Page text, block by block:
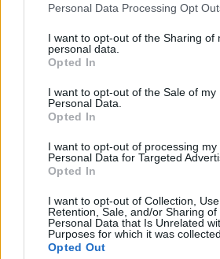
Personal Data Processing Opt
I want to opt-out of the Sharing of
personal data.
Opted In
I want to opt-out of the Sale of my
Personal Data.
Opted In
I want to opt-out of processing my
Personal Data for Targeted
Opted In
I want to opt-out of Collection, Use,
Retention, Sale, and/or Sharing of
Personal Data that Is Unrelated
Purposes for which it was collected.
Opted Out